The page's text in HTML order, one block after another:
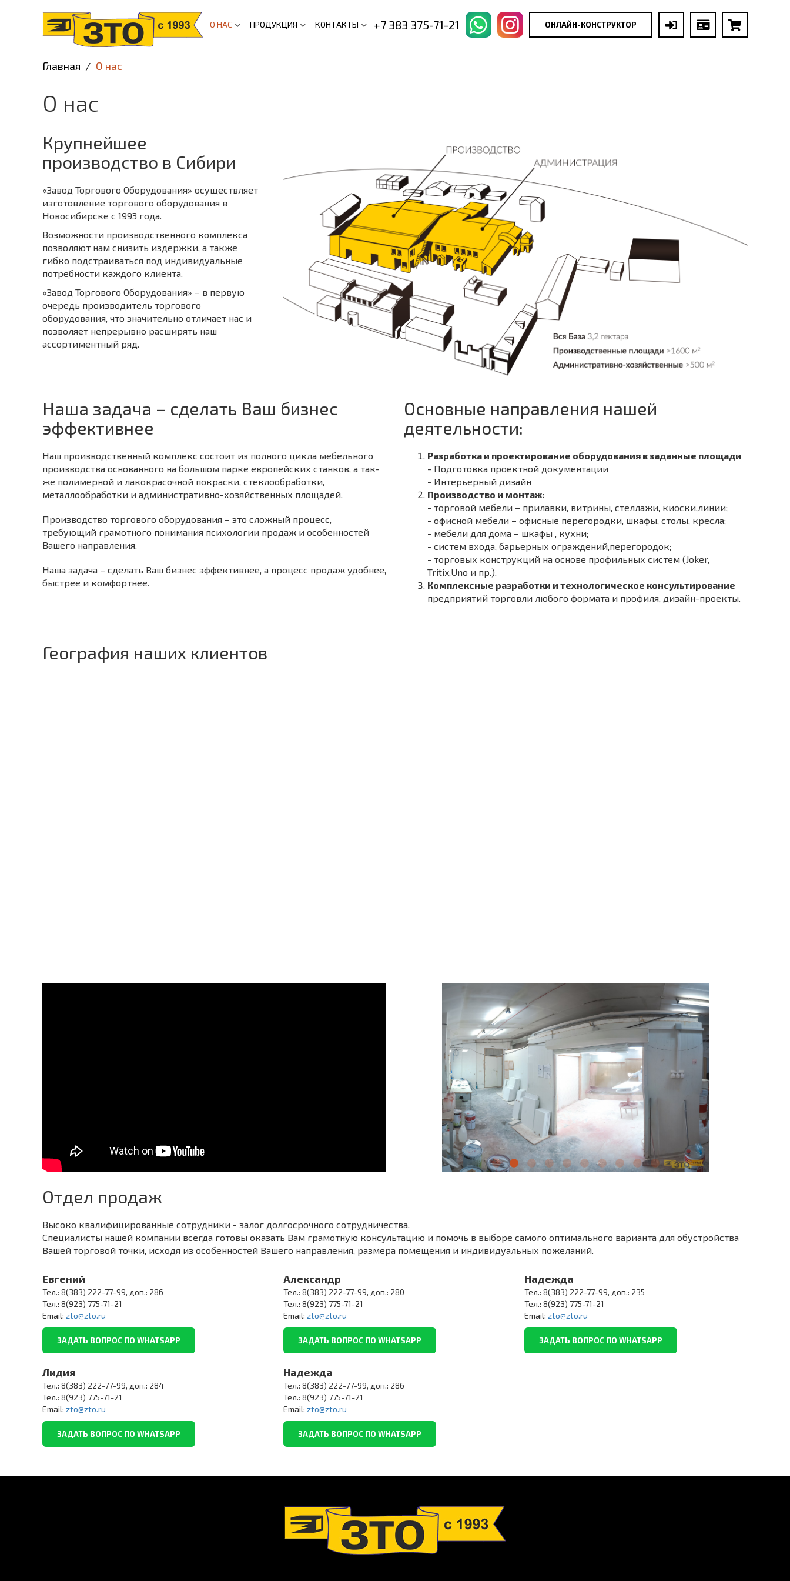
О НАС ПРОДУКЦИЯ КОНТАКТЫ +7 383 375-71-21 ОНЛАЙН-КОНСТРУКТОР
Главная О нас
О нас
Крупнейшее
производство в Сибири
«Завод Торгового Оборудования» осуществляет
изготовление торгового оборудования в
Новосибирске с 1993 года.
Возможности производственного комплекса
позволяют нам снизить издержки, а также
гибко подстраиваться под индивидуальные
потребности каждого клиента.
«Завод Торгового Оборудования» – в первую
очередь производитель торгового
оборудования, что значительно отличает нас и
позволяет непрерывно расширять наш
ассортиментный ряд.
Наша задача – сделать Ваш бизнес
эффективнее
Наш производственный комплекс состоит из полного цикла мебельного
производства основанного на большом парке европейских станков, а так-
же полимерной и лакокрасочной покраски, стеклообработки,
металлообработки и административно-хозяйственных площадей.
Производство торгового оборудования – это сложный процесс,
требующий грамотного понимания психологии продаж и особенностей
Вашего направления.
Наша задача – сделать Ваш бизнес эффективнее, а процесс продаж удобнее,
быстрее и комфортнее.
Основные направления нашей
деятельности:
Разработка и проектирование оборудования в заданные площади
- Подготовка проектной документации
- Интерьерный дизайн
Производство и монтаж:
- торговой мебели – прилавки, витрины, стеллажи, киоски,линии;
- офисной мебели – офисные перегородки, шкафы, столы, кресла;
- мебели для дома – шкафы , кухни;
- систем входа, барьерных ограждений,перегородок;
- торговых конструкций на основе профильных систем (Joker,
Tritix,Uno и пр.).
Комплексные разработки и технологическое консультирование
предприятий торговли любого формата и профиля, дизайн-проекты.
География наших клиентов
Отдел продаж
Высоко квалифицированные сотрудники - залог долгосрочного сотрудничества.
Специалисты нашей компании всегда готовы оказать Вам грамотную консультацию и помочь в выборе самого оптимального варианта для обустройства
Вашей торговой точки, исходя из особенностей Вашего направления, размера помещения и индивидуальных пожеланий.
Евгений
Тел.: 8(383) 222-77-99, доп.: 286
Тел.: 8(923) 775-71-21
Email: zto@zto.ru
ЗАДАТЬ ВОПРОС ПО WHATSAPP
Александр
Тел.: 8(383) 222-77-99, доп.: 280
Тел.: 8(923) 775-71-21
Email: zto@zto.ru
ЗАДАТЬ ВОПРОС ПО WHATSAPP
Надежда
Тел.: 8(383) 222-77-99, доп.: 235
Тел.: 8(923) 775-71-21
Email: zto@zto.ru
ЗАДАТЬ ВОПРОС ПО WHATSAPP
Лидия
Тел.: 8(383) 222-77-99, доп.: 284
Тел.: 8(923) 775-71-21
Email: zto@zto.ru
ЗАДАТЬ ВОПРОС ПО WHATSAPP
Надежда
Тел.: 8(383) 222-77-99, доп.: 286
Тел.: 8(923) 775-71-21
Email: zto@zto.ru
ЗАДАТЬ ВОПРОС ПО WHATSAPP